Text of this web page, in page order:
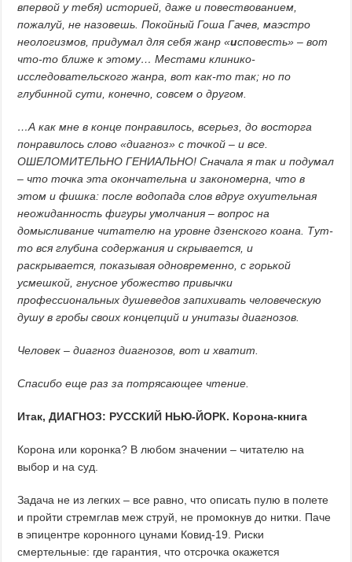
впервой у тебя) историей, даже и повествованием,
пожалуй, не назовешь. Покойный Гоша Гачев, маэстро
неологизмов, придумал для себя жанр «исповесть» – вот
что-то ближе к этому… Местами клинико-
исследовательского жанра, вот как-то так; но по
глубинной сути, конечно, совсем о другом.
…А как мне в конце понравилось, всерьез, до восторга
понравилось слово «диагноз» с точкой – и все.
ОШЕЛОМИТЕЛЬНО ГЕНИАЛЬНО! Сначала я так и подумал
– что точка эта окончательна и закономерна, что в
этом и фишка: после водопада слов вдруг охуительная
неожиданность фигуры умолчания – вопрос на
домысливание читателю на уровне дзенского коана. Тут-
то вся глубина содержания и скрывается, и
раскрывается, показывая одновременно, с горькой
усмешкой, гнусное убожество привычки
профессиональных душеведов запихивать человеческую
душу в гробы своих концепций и унитазы диагнозов.
Человек – диагноз диагнозов, вот и хватит.
Спасибо еще раз за потрясающее чтение.
Итак, ДИАГНОЗ: РУССКИЙ НЬЮ-ЙОРК. Корона-книга
Корона или коронка? В любом значении – читателю на
выбор и на суд.
Задача не из легких – все равно, что описать пулю в полете
и пройти стремглав меж струй, не промокнув до нитки. Паче
в эпицентре коронного цунами Ковид-19. Риски
смертельные: где гарантия, что отсрочка окажется